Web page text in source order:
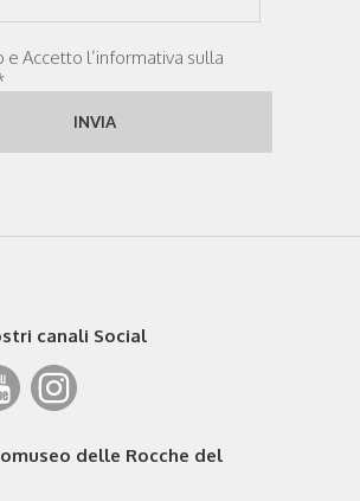
e Accetto l’informativa sulla
canali Social
delle Rocche del